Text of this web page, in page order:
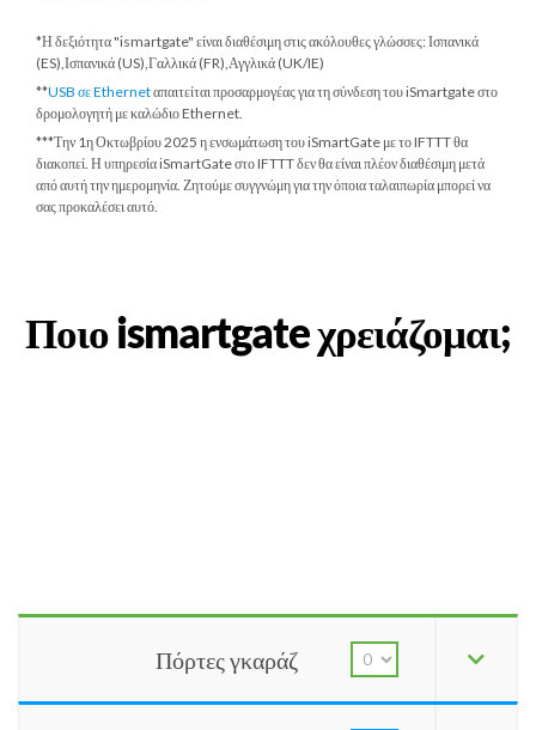
*Η δεξιότητα "ismartgate" είναι διαθέσιμη στις ακόλουθες γλώσσες: Ισπανικά
(ES),Ισπανικά (US),Γαλλικά (FR),Αγγλικά (UK/IE)
**USB σε Ethernetαπαιτείται προσαρμογέας για τη σύνδεση του iSmartgate στο
δρομολογητή με καλώδιο Ethernet.
***Την 1η Οκτωβρίου 2025 η ενσωμάτωση του iSmartGate με το IFTTT θα
διακοπεί. Η υπηρεσία iSmartGate στο IFTTT δεν θα είναι πλέον διαθέσιμη μετά
από αυτή την ημερομηνία. Ζητούμε συγγνώμη για την όποια ταλαιπωρία μπορεί να
σας προκαλέσει αυτό.
Ποιο ismartgate χρειάζομαι;
Πόρτες γκαράζ